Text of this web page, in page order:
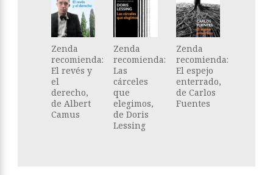
Zenda
recomienda:
El revés y
el
derecho,
de Albert
Camus
Zenda
recomienda:
Las
cárceles
que
elegimos,
de Doris
Lessing
Zenda
recomienda:
El espejo
enterrado,
de Carlos
Fuentes